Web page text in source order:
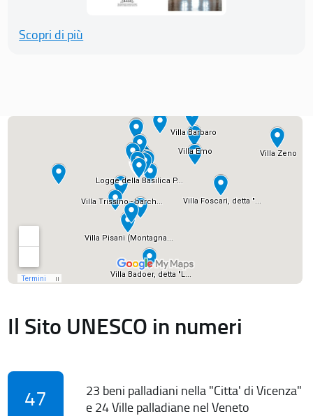
Scopri di più
Il Sito UNESCO in numeri
47
23 beni palladiani nella "Citta' di Vicenza"
e 24 Ville palladiane nel Veneto